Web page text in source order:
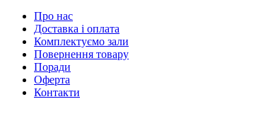
Про нас
Доставка і оплата
Комплектуємо зали
Повернення товару
Поради
Оферта
Контакти